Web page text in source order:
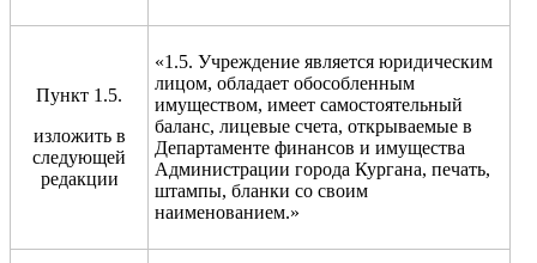
Пункт 1.5.
изложить в
следующей
редакции
«1.5. Учреждение является юридическим
лицом, обладает обособленным
имуществом, имеет самостоятельный
баланс, лицевые счета, открываемые в
Департаменте финансов и имущества
Администрации города Кургана, печать,
штампы, бланки со своим
наименованием.»